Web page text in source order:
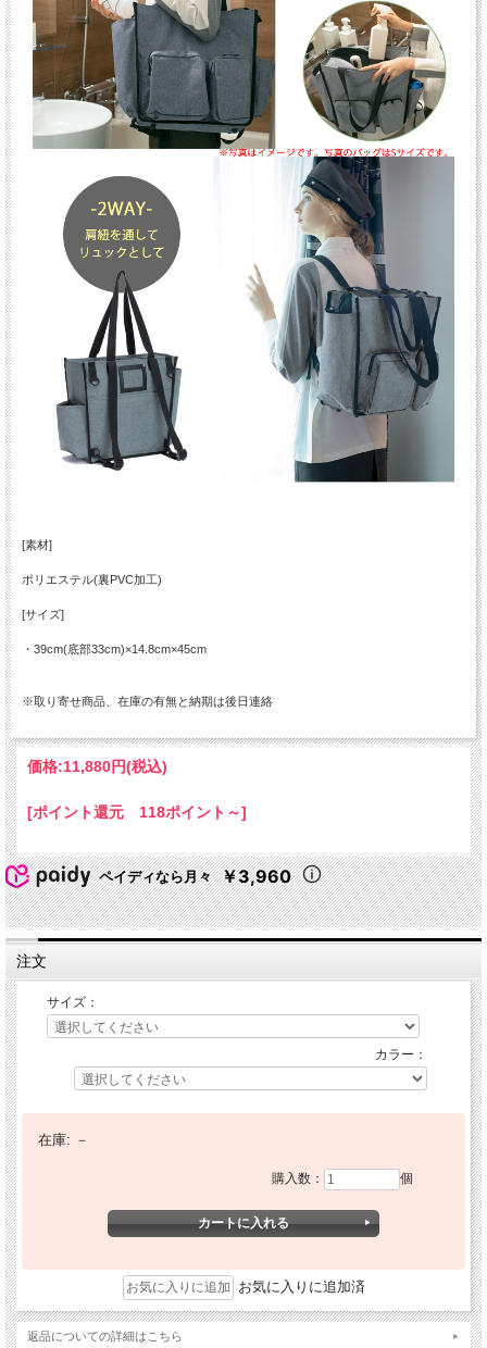
[素材]
ポリエステル(裏PVC加工)
[サイズ]
・39cm(底部33cm)×14.8cm×45cm
※取り寄せ商品、在庫の有無と納期は後日連絡
価格:11,880円(税込)
[ポイント還元 118ポイント～]
ペイディなら月々 ￥3,960
注文
サイズ：
カラー：
在庫: －
購入数： 個
お気に入りに追加済
返品についての詳細はこちら